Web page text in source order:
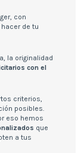
con
de tu
la originalidad
con el
criterios,
posibles.
eso hemos
que
a tus